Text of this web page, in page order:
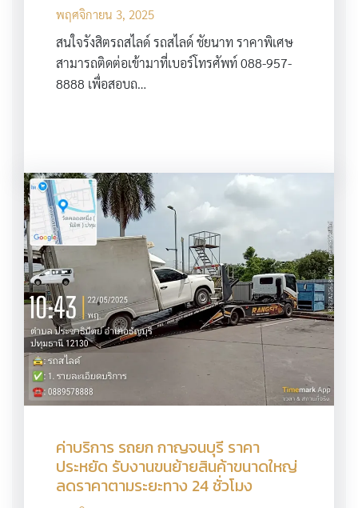
พฤศจิกายน 3, 2025
สนใจรังสิตรถสไลด์ รถสไลด์ ชัยนาท ราคาพิเศษ
สามารถติดต่อเข้ามาที่เบอร์โทรศัพท์ 088-957-
8888 เพื่อสอบถ…
ค่าบริการ รถยก กาญจนบุรี ราคา
ประหยัด รับงานขนย้ายสินค้าขนาดใหญ่
ลดราคาตามระยะทาง 24 ชั่วโมง